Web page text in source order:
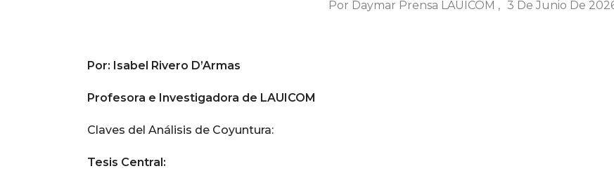
3 De Junio De
Por Daymar Prensa LAUICOM
Por: Isabel Rivero D’Armas
Profesora e Investigadora de LAUICOM
Claves del Análisis de Coyuntura:
Tesis Central: